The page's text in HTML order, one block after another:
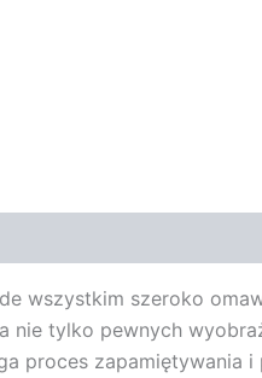
wszystkim szeroko
tylko pewnych
proces zapamiętywania i